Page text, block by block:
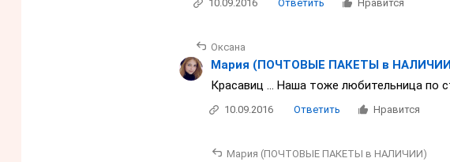
10.09.2016 Ответить Нравится
Оксана
Мария (ПОЧТОВЫЕ ПАКЕТЫ в
Красавиц ... Наша тоже любительница по
10.09.2016 Ответить Нравится
Мария (ПОЧТОВЫЕ ПАКЕТЫ в НАЛИЧИИ)